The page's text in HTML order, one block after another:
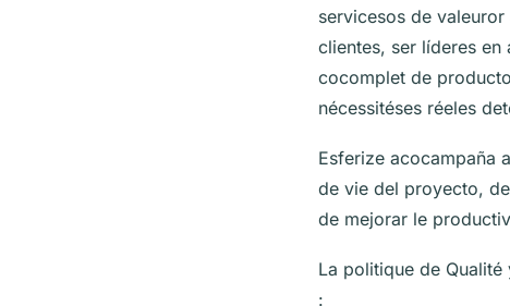
servicesos de
clientes, ser líderes
cocomplet de
nécessitéses réeles
Esferize acocampaña
de vie del proyecto,
de mejorar le
La politique de
: